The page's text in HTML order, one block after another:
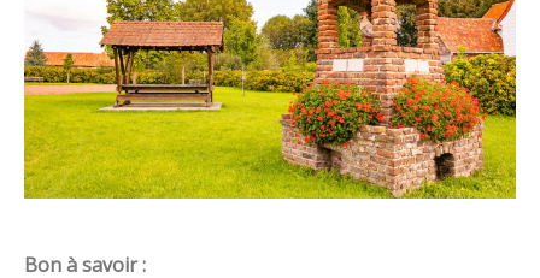
Bon à savoir :